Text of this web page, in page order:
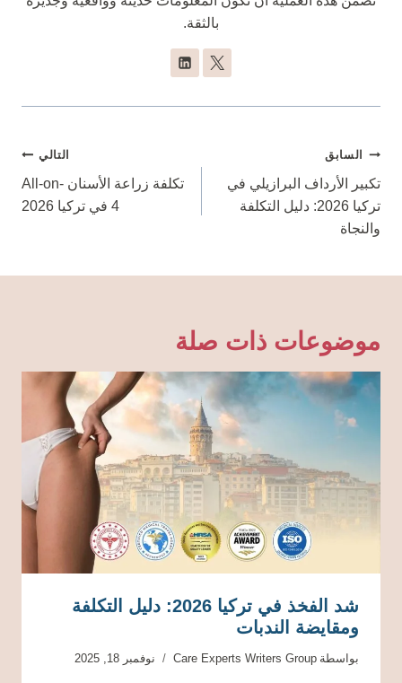
بالثقة.
تصفّح
المقالات
السابق
تكبير الأرداف البرازيلي في
تركيا 2026: دليل التكلفة
والنجاة
التالي
تكلفة زراعة الأسنان All-on-
4 في تركيا 2026
موضوعات ذات صلة
شد الفخذ في تركيا 2026: دليل التكلفة
ومقايضة الندبات
بواسطة Care Experts Writers Group نوفمبر 18, 2025